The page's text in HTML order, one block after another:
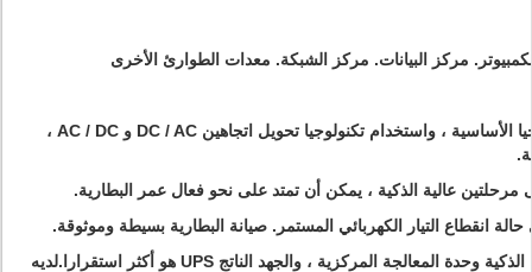
مركز البيانات. مركز الشبكة. معدات الطوارئ الأخرى
is اعتمد MCU في التكنولوجيا الأساسية ، واستخدام تكنولوجيا تحويل اتجاهين DC / AC و AC / DC ،
عالية الذكية ، يمكن أن تمتد على نحو فعال عمر البطارية.
انقطاع التيار الكهربائي المستمر. صيانة البطارية بسيطة وموثوقة.
♦ تكنولوجيا التحكم المركزية الذكية وحدة المعالجة المركزية ، والجهد الناتج UPS هو أكثر استقرارا.لديه